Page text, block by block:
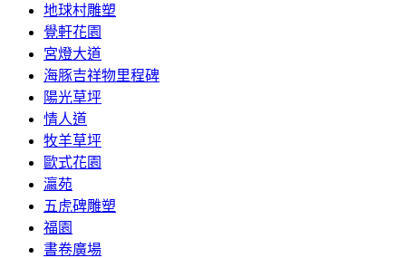
地球村雕塑
覺軒花園
宮燈大道
海豚吉祥物里程碑
陽光草坪
情人道
牧羊草坪
歐式花園
瀛苑
五虎碑雕塑
福園
書卷廣場